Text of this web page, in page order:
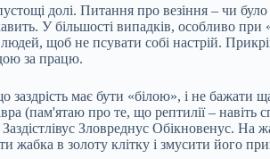
долі. Питання про везіння – чи
У більшості випадків, особливо
щоб не псувати собі настрій.
за працю.
заздрість має бути «білою», і не
(пам'ятаю про те, що рептилії –
Зловреднус Обікновенус.
в золоту клітку і змусити його